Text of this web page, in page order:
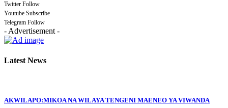
Twitter Follow
Youtube Subscribe
Telegram Follow
- Advertisement -
Latest News
AKWILAPO:MIKOA NA WILAYA TENGENI MAENEO YA VIWANDA